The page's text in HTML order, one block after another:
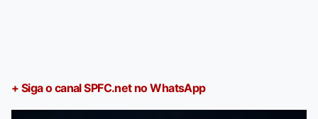
+ Siga o canal SPFC.net no WhatsApp